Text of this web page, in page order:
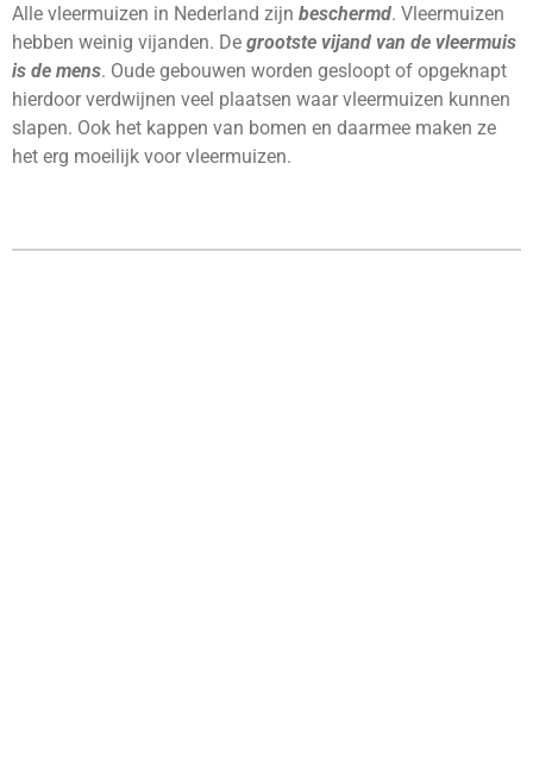
Alle vleermuizen in Nederland zijn beschermd. Vleermuizen
hebben weinig vijanden. De grootste vijand van de vleermuis
is de mens. Oude gebouwen worden gesloopt of opgeknapt
hierdoor verdwijnen veel plaatsen waar vleermuizen kunnen
slapen. Ook het kappen van bomen en daarmee maken ze
het erg moeilijk voor vleermuizen.